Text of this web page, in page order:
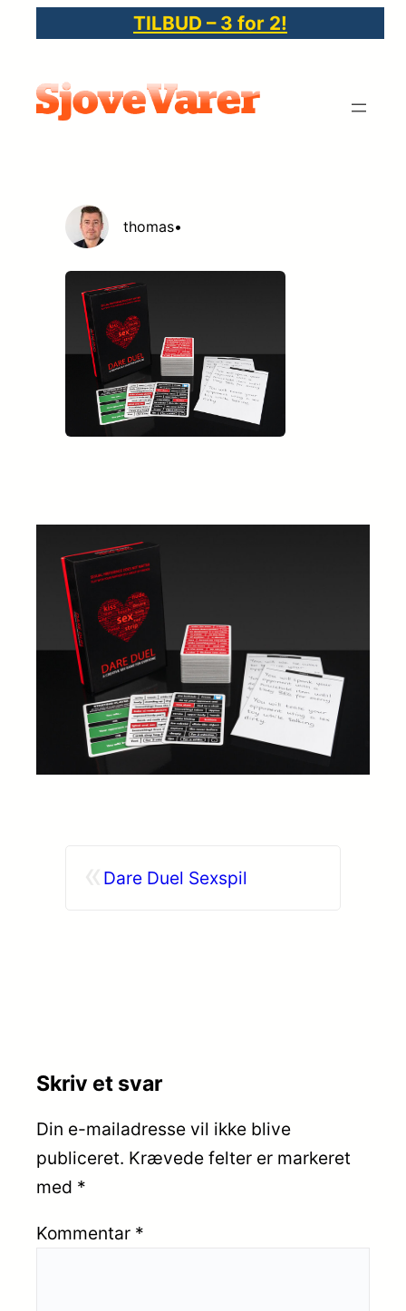
indhold
TILBUD – 3 for 2!
thomas•
Dare Duel Sexspil
Skriv et svar
Din e-mailadresse vil ikke blive
publiceret. Krævede felter er markeret
med *
Kommentar *